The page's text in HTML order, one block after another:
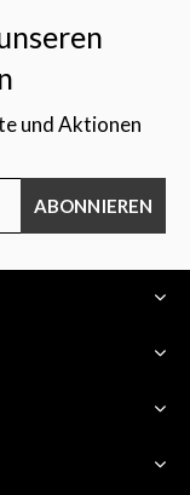
und Aktionen
ABONNIEREN